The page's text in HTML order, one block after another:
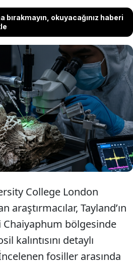
bırakmayın, okuyacağınız haberi
keşfedilen ve yaklaşık 27 ton
olduğu tahmin edilen “Nagatitan
Güneydoğu Asya’da
büyük uzun boyunlu
biri olarak kayıtlara geçti.
College London
araştırmacılar, Tayland’ın
bölgesinde
kalıntısını detaylı
fosiller arasında